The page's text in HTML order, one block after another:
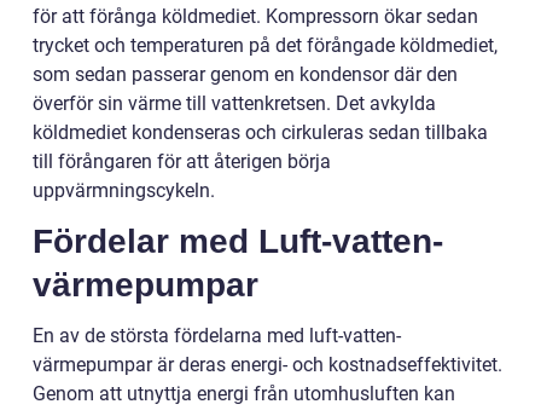
för att förånga köldmediet. Kompressorn ökar sedan
trycket och temperaturen på det förångade köldmediet,
som sedan passerar genom en kondensor där den
överför sin värme till vattenkretsen. Det avkylda
köldmediet kondenseras och cirkuleras sedan tillbaka
till förångaren för att återigen börja
uppvärmningscykeln.
Fördelar med Luft-vatten-
värmepumpar
En av de största fördelarna med luft-vatten-
värmepumpar är deras energi- och kostnadseffektivitet.
Genom att utnyttja energi från utomhusluften kan